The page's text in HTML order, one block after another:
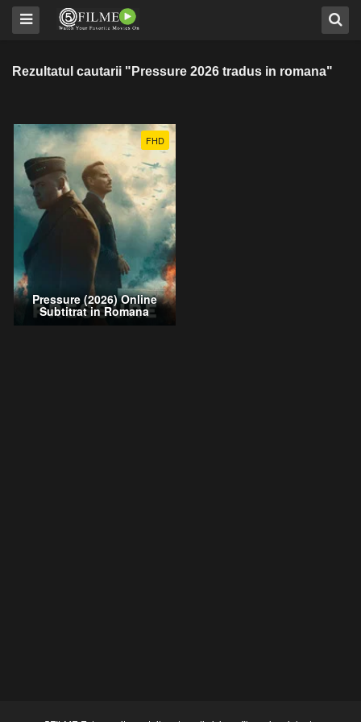
Rezultatul cautarii "Pressure 2026 tradus in romana"
FHD
Pressure (2026) Online
Subtitrat in Romana